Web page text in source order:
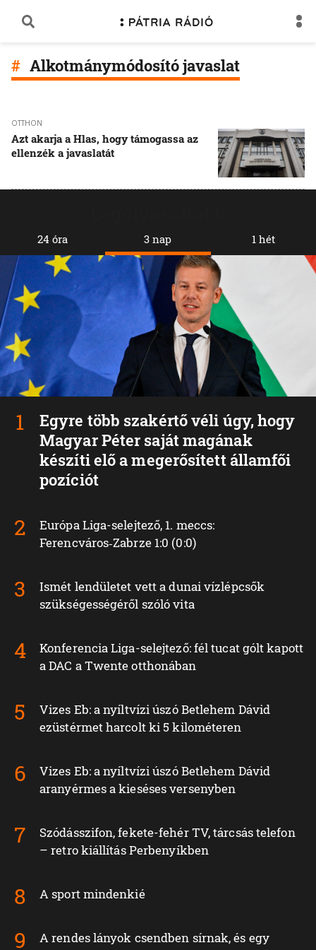
Alkotmánymódosító javaslat
OTTHON
Azt akarja a Hlas, hogy támogassa az
ellenzék a javaslatát
24 óra 3 nap
Egyre több szakértő véli úgy, hogy
Magyar Péter saját magának
készíti elő a megerősített államfői
pozíciót
Európa Liga-selejtező, 1. meccs:
Ferencváros‑Zabrze 1:0 (0:0)
Ismét lendületet vett a dunai vízlépcsők
szükségességéről szóló vita
Konferencia Liga-selejtező: fél tucat gólt kapott
a DAC a Twente otthonában
Vizes Eb: a nyíltvízi úszó Betlehem Dávid
ezüstérmet harcolt ki 5 kilométeren
Vizes Eb: a nyíltvízi úszó Betlehem Dávid
aranyérmes a kieséses versenyben
Szódásszifon, fekete-fehér TV, tárcsás telefon
– retro kiállítás Perbenyíkben
A sport mindenkié
A rendes lányok csendben sírnak, és egy
1 hét